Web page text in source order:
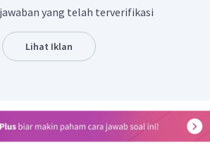
diperoleh
32
24
4
x
=
=
=
y
x
24
24
18
adalah
yang telah terverifikasi
Lihat Iklan